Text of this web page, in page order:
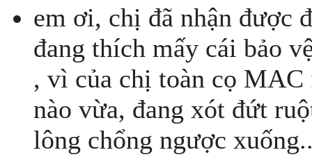
em ơi, chị đã nhận được
đang thích mấy cái bảo
, vì của chị toàn cọ
nào vừa, đang xót đứt
lông chổng ngược